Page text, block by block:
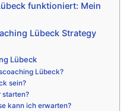
funktioniert: Mein
Lübeck Strategy
Lübeck
Lübeck?
sein?
starten?
kann ich erwarten?